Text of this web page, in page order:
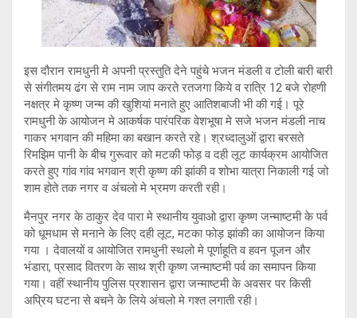
इस दौरान रामधुनी मे अपनी प्रस्तुति देने पहुंचे भजन मंडली व टोली बारी बारी
से संगीतमय ढंग से राम नाम जाप करते रतजगा किये व रात्रि 12 बजे रोहणी
नक्षत्र मे कृष्ण जन्म की खुशियां मनाते हुए आतिशबाजी भी की गई। पूरे
रामधुनी के आयोजन मे आकर्षक पारंपरिक वेशभूषा मे सजे भजन मंडली नाच
गाकर भगवान की महिमा का बखान करते रहे। श्रध्दालुओं द्वारा बरसते
रिमझिम पानी के बीच गुरूवार को मटकी फोड़ व दही लूट कार्यक्रम आयोजित
करते हुए गांव गांव भगवान श्री कृष्ण की झांकी व शोभा यात्रा निकाली गई जो
शाम होते तक नगर व अंचलो मे भ्रमण करती रही।
मैनपुर नगर के ठाकुर देव पारा मे स्थानीय युवाओ द्वारा कृष्ण जन्माष्टमी के पर्व
को धूमधाम से मनाने के लिए दही लूट, मटका फोड़ झांकी का आयोजन किया
गया । देवालयों व आयोजित रामधुनी स्थलो मे पूर्णाहूति व हवन पूजन और
भंडारा, प्रसाद वितरण के साथ श्री कृष्ण जन्माष्टमी पर्व का समापन किया
गया। वहीं स्थानीय पुलिस प्रशासन द्वारा जन्माष्टमी के अवसर पर किसी
अप्रिय घटना से बचने के लिये अंचलो मे गश्त लगाती रही।